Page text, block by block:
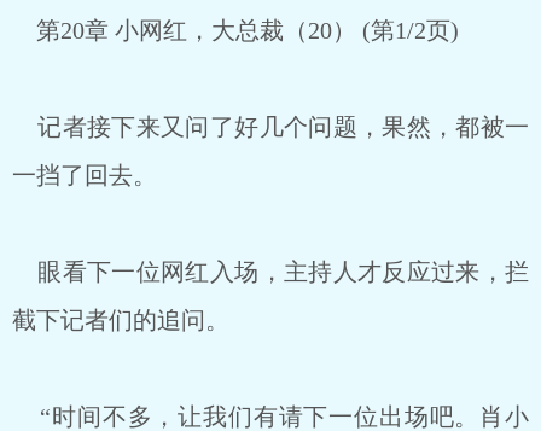
第20章 小网红，大总裁（20） (第1/2页)
记者接下来又问了好几个问题，果然，都被一
一挡了回去。
眼看下一位网红入场，主持人才反应过来，拦
截下记者们的追问。
“时间不多，让我们有请下一位出场吧。肖小